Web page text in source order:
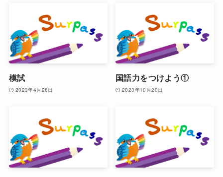
模試
2023年4月26日
国語力をつけよう①
2023年10月20日